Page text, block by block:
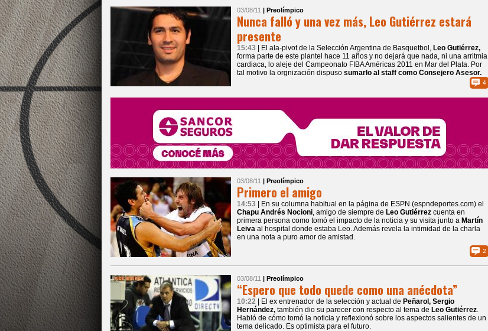
03/08/11 | Preolímpico
Nunca falló y una vez más, Leo Gutiérrez estará
presente
15:43 | El ala-pivot de la Selección Argentina de Basquetbol, Leo Gutiérrez,
forma parte de este plantel hace 11 años y no dejará que nada, ni una arritmia
cardiaca, lo aleje del Campeonato FIBA Américas 2011 en Mar del Plata. Por
tal motivo la orgnización dispuso sumarlo al staff como Consejero Asesor.
4
03/08/11 | Preolímpico
Primero el amigo
14:53
| En su columna habitual en la página de ESPN (espndeportes.com) el
Chapu Andrés Nocioni, amigo de siempre de Leo Gutiérrez cuenta en
primera persona como tomó el impacto de la noticia y su visita junto a Martín
Leiva al hospital donde estaba Leo. Además revela la intimidad de la charla
en una nota a puro amor de amistad.
2
03/08/11 | Preolímpico
“Espero que todo quede como una anécdota”
10:22 | El ex entrenador de la selección y actual de Peñarol, Sergio
Hernández, también dio su parecer con respecto al tema de Leo Gutiérrez.
Habló de cómo tomó la noticia y reflexionó sobre los aspectos salientes de un
tema delicado. Es optimista para el futuro.